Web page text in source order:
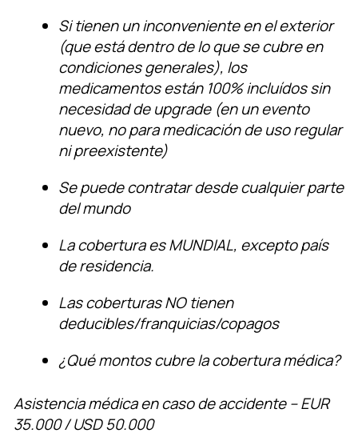
Si tienen un inconveniente en el exterior
(que está dentro de lo que se cubre en
condiciones generales), los
medicamentos están 100% incluídos sin
necesidad de upgrade (en un evento
nuevo, no para medicación de uso regular
ni preexistente)
Se puede contratar desde cualquier parte
del mundo
La cobertura es MUNDIAL, excepto país
de residencia.
Las coberturas NO tienen
deducibles/franquicias/copagos
¿Qué montos cubre la cobertura médica?
Asistencia médica en caso de accidente – EUR
35.000 / USD 50.000